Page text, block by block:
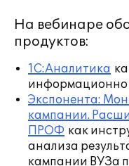
На вебинаре
продуктов:
1С:Аналитика
информационно
Экспонента:
кампании.
ПРОФ как
анализа
кампании ВУЗа